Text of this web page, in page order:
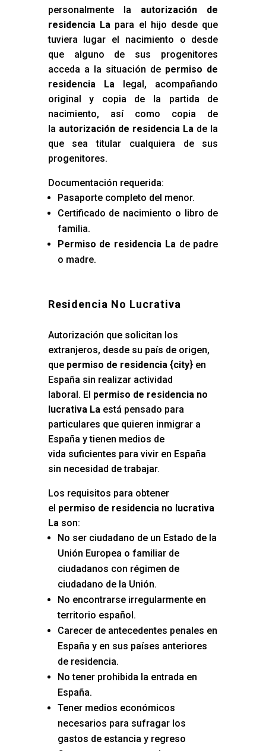
personalmente la autorización de
residencia Lapara el hijo desde que
tuviera lugar el nacimiento o desde
que alguno de sus progenitores
acceda a la situación de permiso de
residencia Lalegal, acompañando
original y copia de la partida de
nacimiento, así como copia de
la autorización de residencia La de la
que sea titular cualquiera de sus
progenitores.
Documentación requerida:
Pasaporte completo del menor.
Certificado de nacimiento o libro de
familia.
Permiso de residencia Lade padre
o madre.
Residencia No Lucrativa
Autorización que solicitan los
extranjeros, desde su país de origen,
que permiso de residencia {city} en
España sin realizar actividad
laboral. El permiso de residencia no
lucrativa Laestá pensado para
particulares que quieren inmigrar a
España y tienen medios de
vida suficientes para vivir en España
sin necesidad de trabajar.
Los requisitos para obtener
el permiso de residencia no lucrativa
Lason:
No ser ciudadano de un Estado de la
Unión Europea o familiar de
ciudadanos con régimen de
ciudadano de la Unión.
No encontrarse irregularmente en
territorio español.
Carecer de antecedentes penales en
España y en sus países anteriores
de residencia.
No tener prohibida la entrada en
España.
Tener medios económicos
necesarios para sufragar los
gastos de estancia y regreso